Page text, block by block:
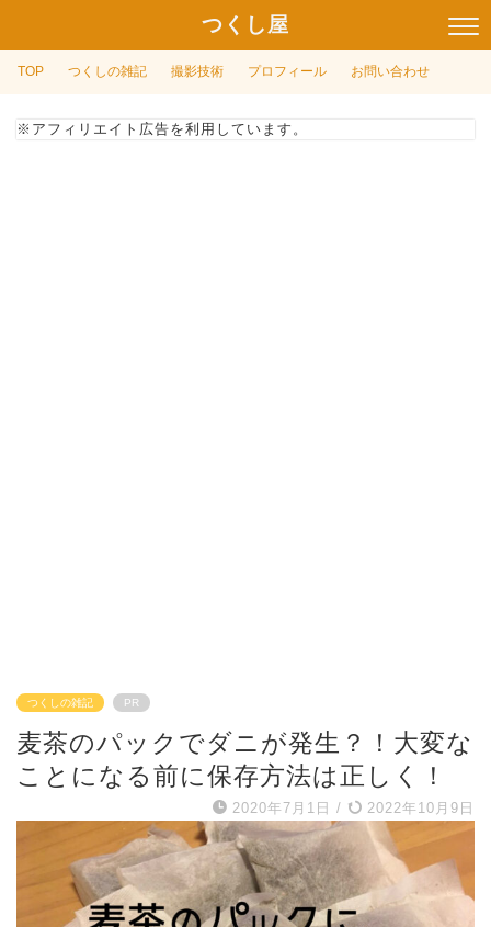
つくし屋
TOP つくしの雑記 撮影技術 プロフィール お問い合わせ
※アフィリエイト広告を利用しています。
つくしの雑記 PR
麦茶のパックでダニが発生？！大変な
ことになる前に保存方法は正しく！
2020年7月1日 / 2022年10月9日